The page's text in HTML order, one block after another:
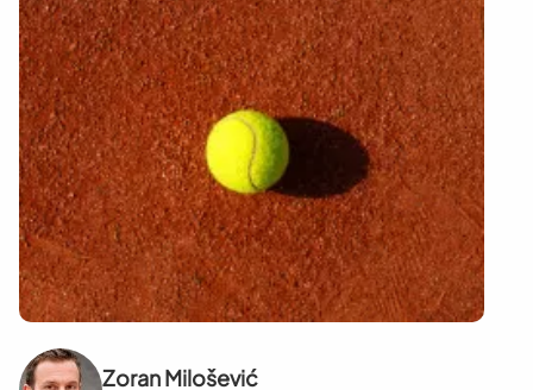
Zoran Milošević